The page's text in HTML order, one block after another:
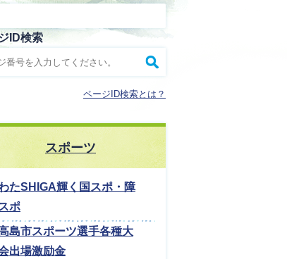
ID検索
ページID検索とは？
スポーツ
たSHIGA輝く国スポ・障
スポ
島市スポーツ選手各種大
出場激励金